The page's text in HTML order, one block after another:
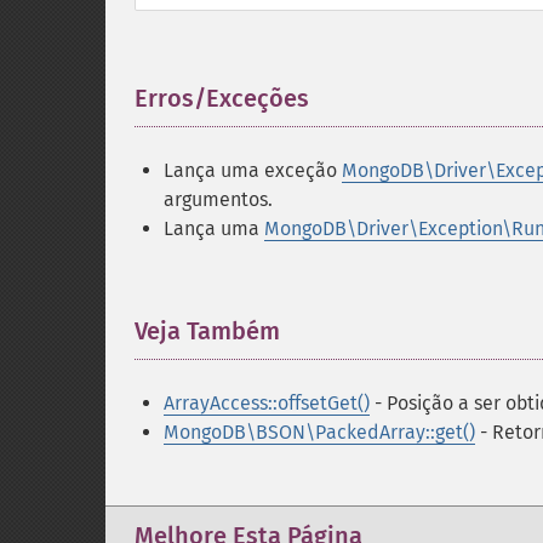
Erros/Exceções
Lança uma exceção
argumentos.
Lança uma
Veja Também
ArrayAccess::offsetGet() - Posição a ser
MongoDB\BSON\PackedArray::get() -
Melhore Esta Página